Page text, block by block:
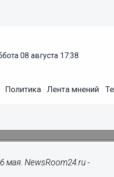
08 августа 17:38
Политика Лента мнений
мая. NewsRoom24.ru -